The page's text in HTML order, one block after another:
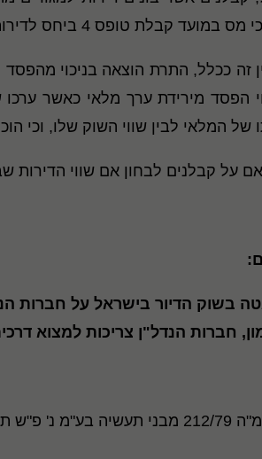
במועד קבלת טופס 4 ביחס לדירות שנמכרו.
זה ככלל, התרת הוצאה בניכוי
הפסד מירידת ערך מלאי כאשר
של המלאי לבין שווי השוק שלו, וכי
על קבלנים לבחון אם שווי הדירות
בשוק הדיור בישראל על חברות
חברות הנדל"ן צריכות למצוא
בע"מ נ' פ"ש ת"א 1, פד"א י"ב 119, 122.